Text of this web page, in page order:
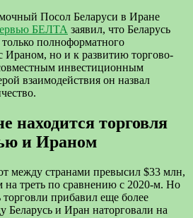
Посол Беларуси в Иране
БЕЛТА заявил, что Беларусь
полноформатного
Ираном, но и к развитию торгово-
инвестиционным
взаимодействия он назвал
находится торговля
и Ираном
между странами превысил $33 млн,
на треть по сравнению с 2020-м. Но
прибавил еще более
Беларусь и Иран наторговали на